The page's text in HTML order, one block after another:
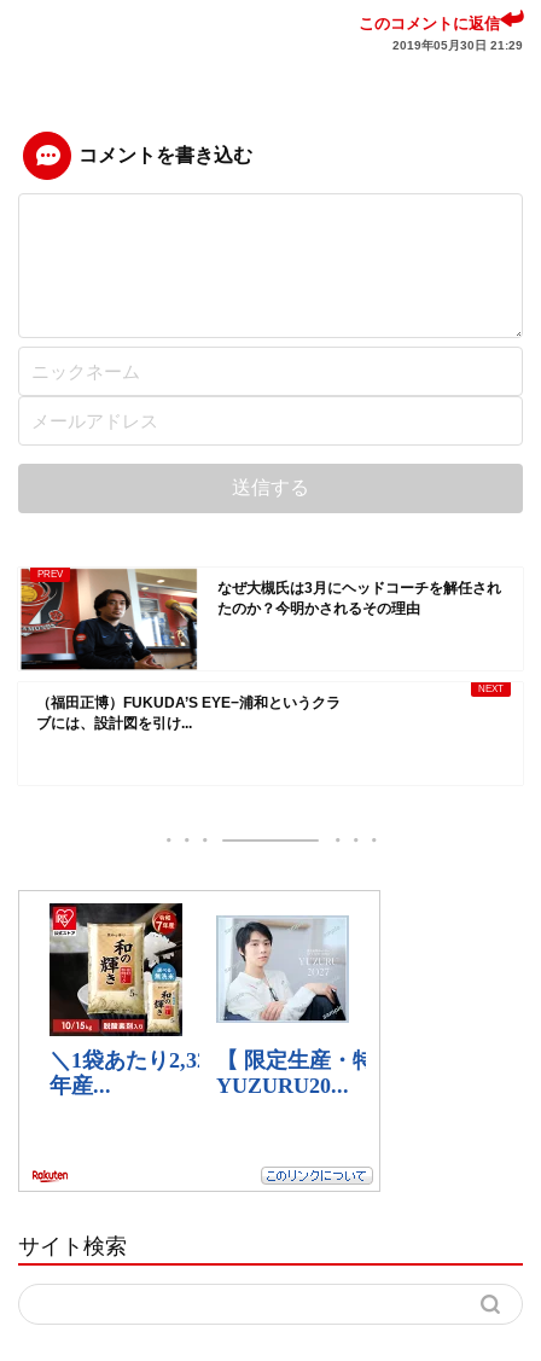
このコメントに返信
2019年05月30日 21:29
コメントを書き込む
なぜ大槻氏は3月にヘッドコーチを解任され
たのか？今明かされるその理由
（福田正博）FUKUDA’S EYE−浦和というクラ
ブには、設計図を引け...
サイト検索